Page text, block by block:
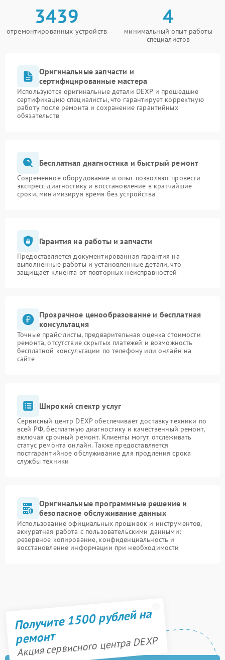
3439
отремонтированных устройств
4
минимальный опыт работы
специалистов
Оригинальные запчасти и
сертифицированные мастера
Используются оригинальные детали DEXP и прошедшие
сертификацию специалисты, что гарантирует корректную
работу после ремонта и сохранение гарантийных
обязательств
Бесплатная диагностика и быстрый ремонт
Современное оборудование и опыт позволяют провести
экспресс-диагностику и восстановление в кратчайшие
сроки, минимизируя время без устройства
Гарантия на работы и запчасти
Предоставляется документированная гарантия на
выполненные работы и установленные детали, что
защищает клиента от повторных неисправностей
Прозрачное ценообразование и бесплатная
консультация
Точные прайс-листы, предварительная оценка стоимости
ремонта, отсутствие скрытых платежей и возможность
бесплатной консультации по телефону или онлайн на
сайте
Широкий спектр услуг
Сервисный центр DEXP обеспечивает доставку техники по
всей РФ, бесплатную диагностику и качественный ремонт,
включая срочный ремонт. Клиенты могут отслеживать
статус ремонта онлайн. Также предоставляется
постгарантийное обслуживание для продления срока
службы техники
Оригинальные программные решение и
безопасное обслуживание данных
Использование официальных прошивок и инструментов,
аккуратная работа с пользовательскими данными:
резервное копирование, конфиденциальность и
восстановление информации при необходимости
Получите 1500 рублей на
ремонт
Акция сервисного центра DEXP